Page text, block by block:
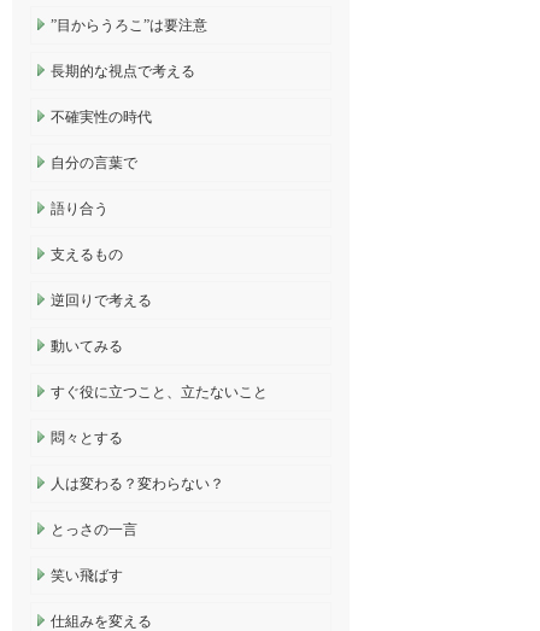
”目からうろこ”は要注意
長期的な視点で考える
不確実性の時代
自分の言葉で
語り合う
支えるもの
逆回りで考える
動いてみる
すぐ役に立つこと、立たないこと
悶々とする
人は変わる？変わらない？
とっさの一言
笑い飛ばす
仕組みを変える